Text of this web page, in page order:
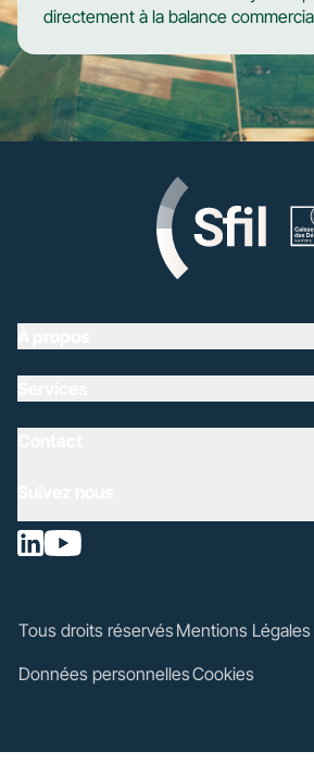
directement à la balance
Tous droits réservésMentions Légales
Données personnellesCookies